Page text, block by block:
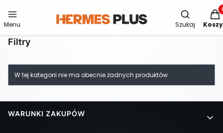
Menu
Otwórz
Szukaj
Filtry
Koniec filtrów
Lista produktów
W tej kategorii nie ma obecnie żadnych produktów
Linki w stopce
WARUNKI ZAKUPÓW